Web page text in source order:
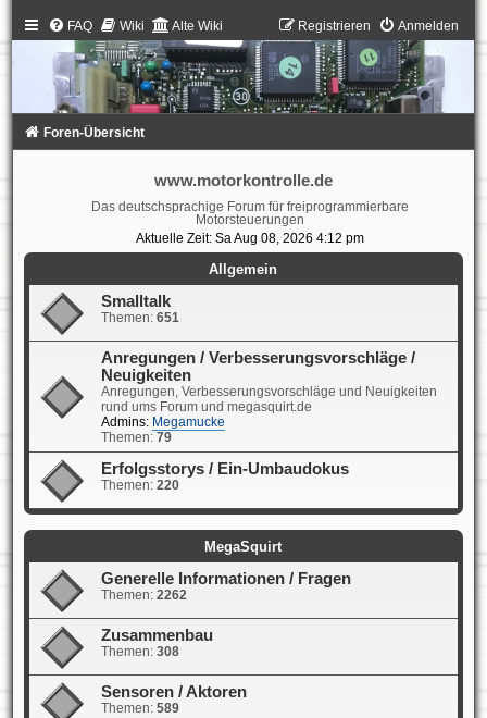
FAQ Wiki Alte Wiki Anmelden
Registrieren
Foren-Übersicht
www.motorkontrolle.de
Das deutschsprachige Forum für freiprogrammierbare
Motorsteuerungen
Aktuelle Zeit: Sa Aug 08, 2026 4:12 pm
Allgemein
Smalltalk
Themen: 651
Anregungen / Verbesserungsvorschläge /
Neuigkeiten
Anregungen, Verbesserungsvorschläge und Neuigkeiten
rund ums Forum und megasquirt.de
Admins: Megamucke
Themen: 79
Erfolgsstorys / Ein-Umbaudokus
Themen: 220
MegaSquirt
Generelle Informationen / Fragen
Themen: 2262
Zusammenbau
Themen: 308
Sensoren / Aktoren
Themen: 589